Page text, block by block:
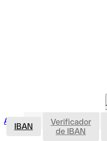
Acceso clientesAbrir cuenta
IBAN
Verificador
de IBAN